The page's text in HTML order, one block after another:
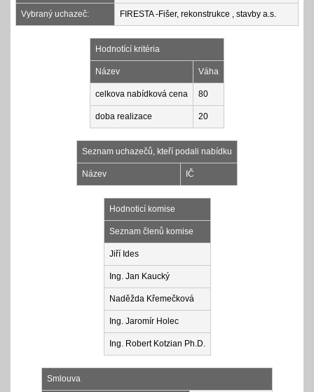
Vybraný uchazeč: FIRESTA -Fišer, rekonstrukce , stavby a.s.
Hodnotící kritéria
Název Váha
celkova nabídková cena 80
doba realizace 20
Seznam uchazečů, kteří podali nabídku
Název IČ
Hodnoticí komise
Seznam členů komise
Jiří Ides
Ing. Jan Kaucký
Naděžda Křemečková
Ing. Jaromír Holec
Ing. Robert Kotzian Ph.D.
Smlouva